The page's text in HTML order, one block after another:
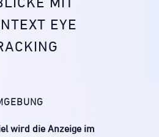
EYE
wird die Anzeige im